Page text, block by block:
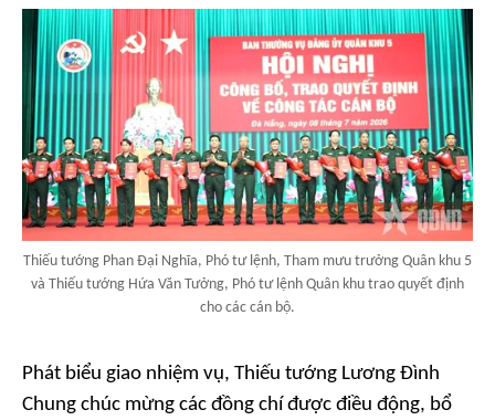
Thiếu tướng Phan Đại Nghĩa, Phó tư lệnh, Tham mưu trưởng Quân khu 5
và Thiếu tướng Hứa Văn Tưởng, Phó tư lệnh Quân khu trao quyết định
cho các cán bộ.
Phát biểu giao nhiệm vụ, Thiếu tướng Lương Đình
Chung chúc mừng các đồng chí được điều động, bổ